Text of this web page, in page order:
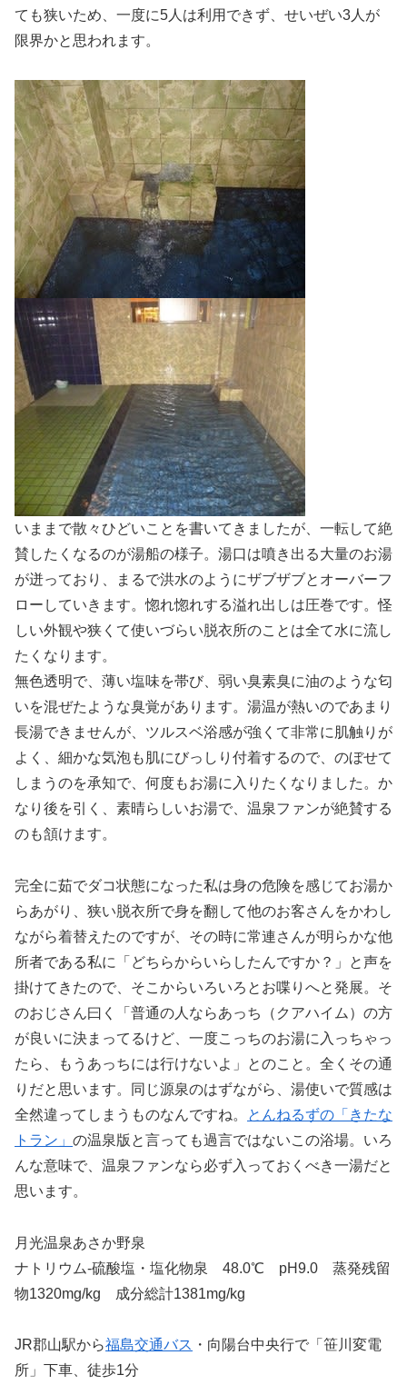
ても狭いため、一度に5人は利用できず、せいぜい3人が
限界かと思われます。
いままで散々ひどいことを書いてきましたが、一転して絶
賛したくなるのが湯船の様子。湯口は噴き出る大量のお湯
が迸っており、まるで洪水のようにザブザブとオーバーフ
ローしていきます。惚れ惚れする溢れ出しは圧巻です。怪
しい外観や狭くて使いづらい脱衣所のことは全て水に流し
たくなります。
無色透明で、薄い塩味を帯び、弱い臭素臭に油のような匂
いを混ぜたような臭覚があります。湯温が熱いのであまり
長湯できませんが、ツルスベ浴感が強くて非常に肌触りが
よく、細かな気泡も肌にびっしり付着するので、のぼせて
しまうのを承知で、何度もお湯に入りたくなりました。か
なり後を引く、素晴らしいお湯で、温泉ファンが絶賛する
のも頷けます。
完全に茹でダコ状態になった私は身の危険を感じてお湯か
らあがり、狭い脱衣所で身を翻して他のお客さんをかわし
ながら着替えたのですが、その時に常連さんが明らかな他
所者である私に「どちらからいらしたんですか？」と声を
掛けてきたので、そこからいろいろとお喋りへと発展。そ
のおじさん曰く「普通の人ならあっち（クアハイム）の方
が良いに決まってるけど、一度こっちのお湯に入っちゃっ
たら、もうあっちには行けないよ」とのこと。全くその通
りだと思います。同じ源泉のはずながら、湯使いで質感は
全然違ってしまうものなんですね。
とんねるずの「きたな
トラン」 の温泉版と言っても過言ではないこの浴場。いろ
んな意味で、温泉ファンなら必ず入っておくべき一湯だと
思います。
月光温泉あさか野泉
ナトリウム-硫酸塩・塩化物泉 48.0℃ pH9.0 蒸発残留
物1320mg/kg 成分総計1381mg/kg
JR郡山駅から福島交通バス ・向陽台中央行で「笹川変電
所」下車、徒歩1分